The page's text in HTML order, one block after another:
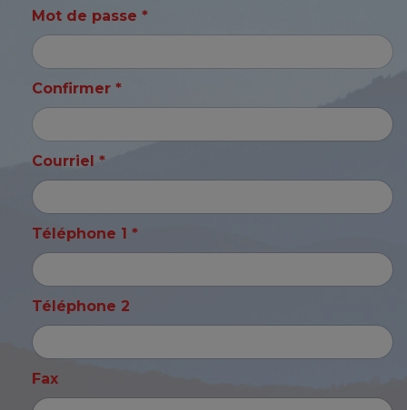
Mot de passe *
Confirmer *
Courriel *
Téléphone 1 *
Téléphone 2
Fax